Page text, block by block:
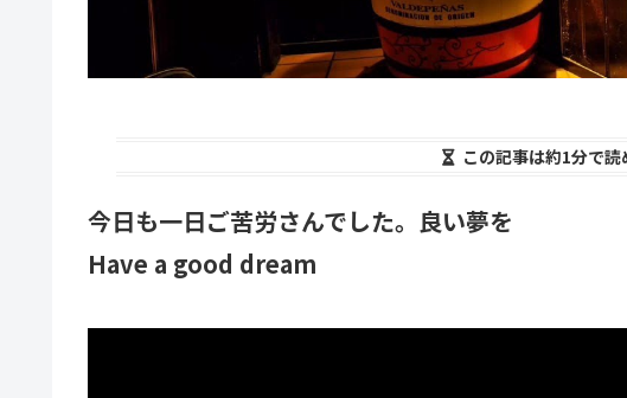
この記事は約1分で読
今日も一日ご苦労さんでした。良い夢を
Have a good dream